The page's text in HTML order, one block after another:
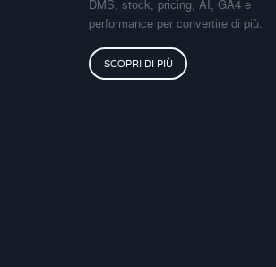
DMS, stock, pricing, AI, GA4 e
performance per convertire di più.
SCOPRI DI PIÙ